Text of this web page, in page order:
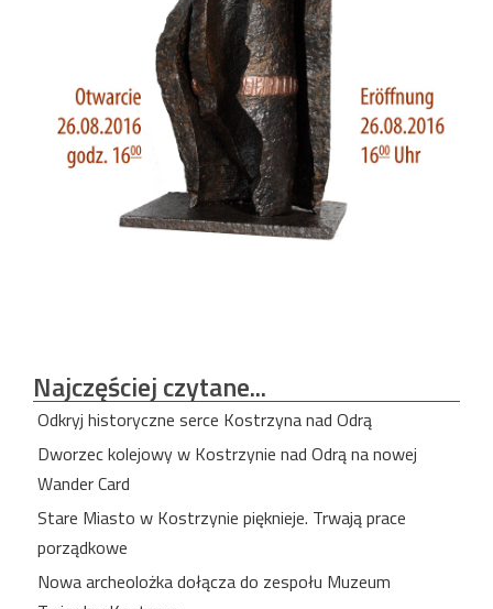
Najczęściejczytane...
Odkryj historyczne serce Kostrzyna nad Odrą
Dworzec kolejowy w Kostrzynie nad Odrą na nowej
Wander Card
Stare Miasto w Kostrzynie pięknieje. Trwają prace
porządkowe
Nowa archeolożka dołącza do zespołu Muzeum